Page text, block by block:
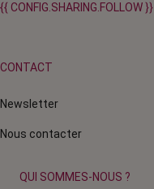
{{ CONFIG.SHARING.FOLLOW }}
CONTACT
Newsletter
Nous contacter
QUI SOMMES-NOUS ?